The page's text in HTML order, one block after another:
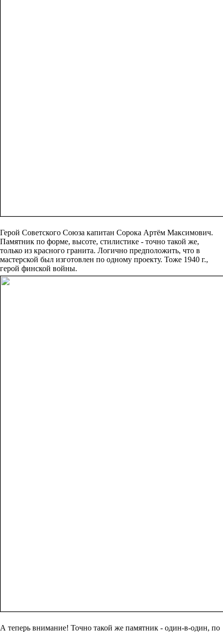
Герой Советского Союза капитан Сорока Артём Максимович.
Памятник по форме, высоте, стилистике - точно такой же,
только из красного гранита. Логично предположить, что в
мастерской был изготовлен по одному проекту. Тоже 1940 г.,
герой финской войны.
А теперь внимание! Точно такой же памятник - один-в-один, по